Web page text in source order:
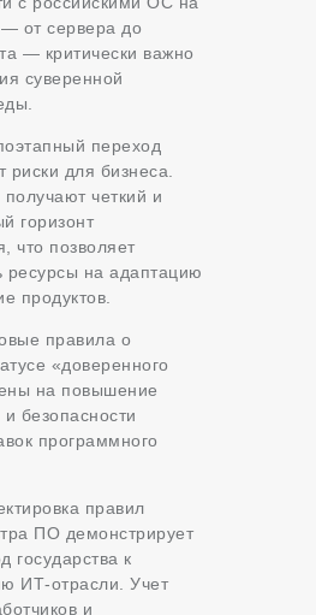
— от сервера до
— критически важно
суверенной
переход
риски для бизнеса.
получают четкий и
горизонт
что позволяет
ресурсы на адаптацию
продуктов.
правила о
«доверенного
на повышение
безопасности
программного
правил
ПО демонстрирует
государства к
ИТ-отрасли. Учет
и